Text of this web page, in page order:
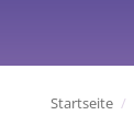
Startseite /